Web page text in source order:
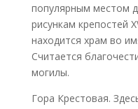
популярным местом
рисункам крепостей
находится храм во
Считается
могилы.
Гора Крестовая.